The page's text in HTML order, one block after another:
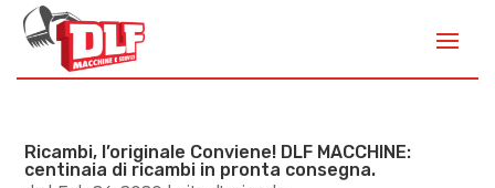
Ricambi, l’originale Conviene! DLF MACCHINE:
centinaia di ricambi in pronta consegna.